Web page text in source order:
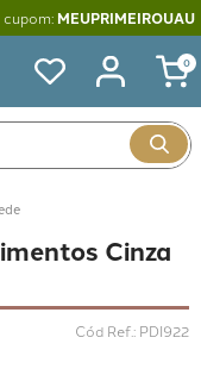
MEUPRIMEIROUAU
0
Cinza
Cód Ref.: PDI922